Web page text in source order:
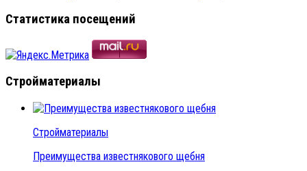
Статистика посещений
Стройматериалы
Стройматериалы
Преимущества известнякового щебня